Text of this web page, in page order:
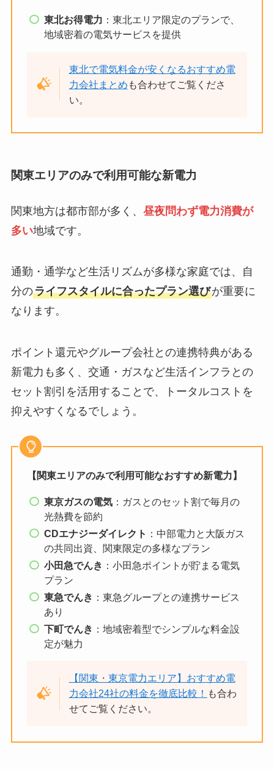
東北お得電力 ：東北エリア限定のプランで、
地域密着の電気サービスを提供
東北で電気料金が安くなるおすすめ電
力会社まとめ も合わせてご覧くださ
い。
関東エリアのみで利用可能な新電力
関東地方は都市部が多く、 昼夜問わず電力消費が
多い地域です。
通勤・通学など生活リズムが多様な家庭では、自
分のライフスタイルに合ったプラン選びが重要に
なります。
ポイント還元やグループ会社との連携特典がある
新電力も多く、交通・ガスなど生活インフラとの
セット割引を活用することで、トータルコストを
抑えやすくなるでしょう。
【関東エリアのみで利用可能なおすすめ新電力】
東京ガスの電気 ：ガスとのセット割で毎月の
光熱費を節約
CDエナジーダイレクト ：中部電力と大阪ガス
の共同出資、関東限定の多様なプラン
小田急でんき ：小田急ポイントが貯まる電気
プラン
東急でんき ：東急グループとの連携サービス
あり
下町でんき ：地域密着型でシンプルな料金設
定が魅力
【関東・東京電力エリア】おすすめ電
力会社24社の料金を徹底比較！ も合わ
せてご覧ください。